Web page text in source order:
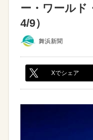
ー・ワールド
4/9）
舞浜新聞
Xでシェア